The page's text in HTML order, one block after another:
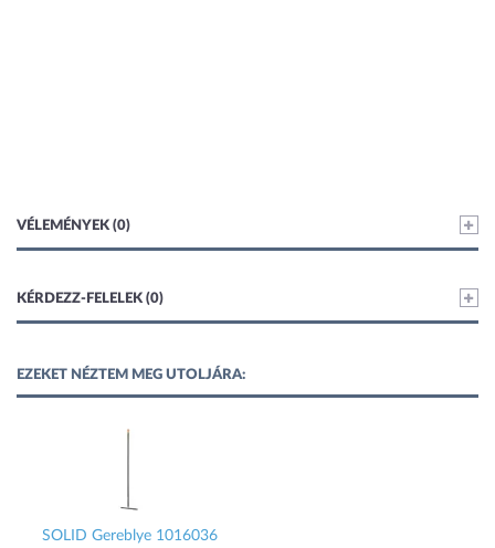
VÉLEMÉNYEK (0)
KÉRDEZZ-FELELEK (0)
EZEKET NÉZTEM MEG UTOLJÁRA:
SOLID Gereblye 1016036